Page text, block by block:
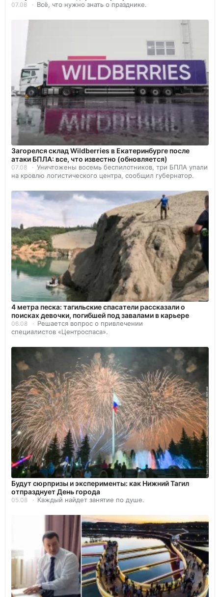
07.08 Всё, что нужно знать о празднике.
Загорелся склад Wildberries в Екатеринбурге после
атаки БПЛА: все, что известно (обновляется)
07.08
Уничтожены восемь беспилотников, три БПЛА упали
на кровлю логистического центра, сообщил губернатор.
4 метра песка: тагильские спасатели рассказали о
поисках девочки, погибшей под завалами в карьере
06.08
Решается вопрос о привлечении
специалистов «Центроспаса».
Будут сюрпризы и эксперименты: как Нижний Тагил
отпразднует День города
05.08 Каждый найдет занятие по душе.